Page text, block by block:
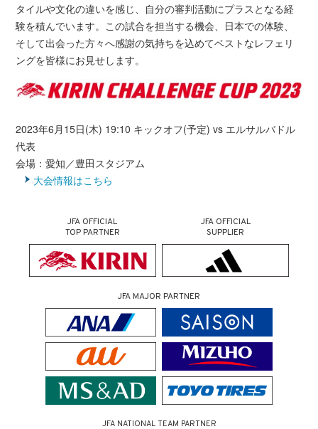
タイルや文化の違いを感じ、自分の審判活動にプラスとなる経
験を積んでいます。この試合を担当する機会、日本での体験、
そして出会った方々へ感謝の気持ちを込めてベストなレフェリ
ングを皆様にお見せします。
2023年6月15日(木) 19:10 キックオフ(予定) vs エルサルバドル
代表
会場：愛知／豊田スタジアム
大会情報はこちら
JFA OFFICIAL
TOP PARTNER
JFA OFFICIAL
SUPPLIER
JFA MAJOR PARTNER
JFA NATIONAL TEAM PARTNER